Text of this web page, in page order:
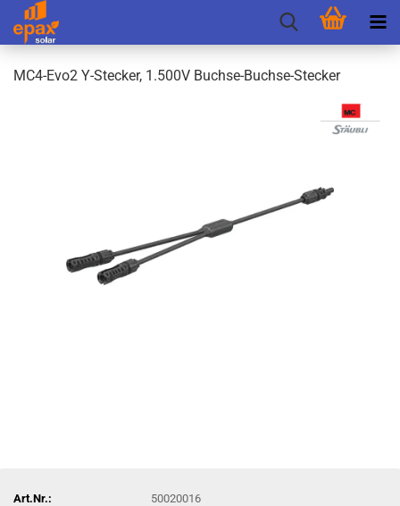
MC4-​Evo2 Y-​Stecker, 1.500V Buchse-​Buchse-Stecker
Art.Nr.:
50020016